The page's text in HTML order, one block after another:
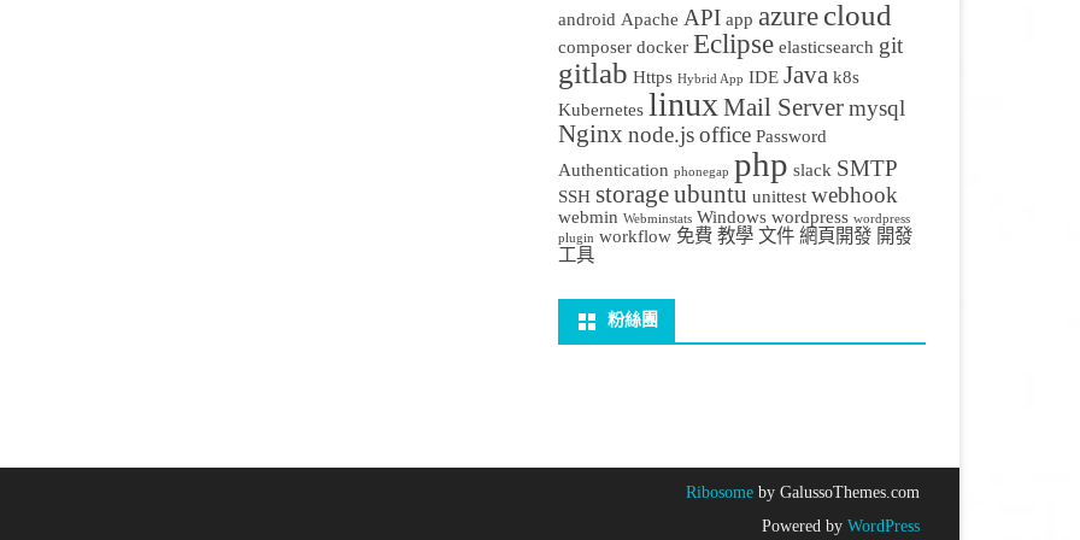
android Apache API app azurecloud
composer docker Eclipse elasticsearch git
gitlab Https Hybrid App IDE Java k8s
Kubernetes linuxMail Server mysql
Nginx node.js office Password
Authentication phonegap php slack SMTP
SSH storageubuntu unittest webhook
webmin Webminstats Windows wordpress wordpress
plugin workflow 免費 教學 文件 網頁開發 開發
工具
粉絲團
Ribosome by GalussoThemes.com
Powered by WordPress